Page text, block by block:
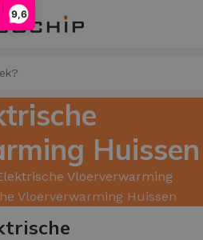
9,6
Huissen
Vloerverwarming
Vloerverwarming Huissen